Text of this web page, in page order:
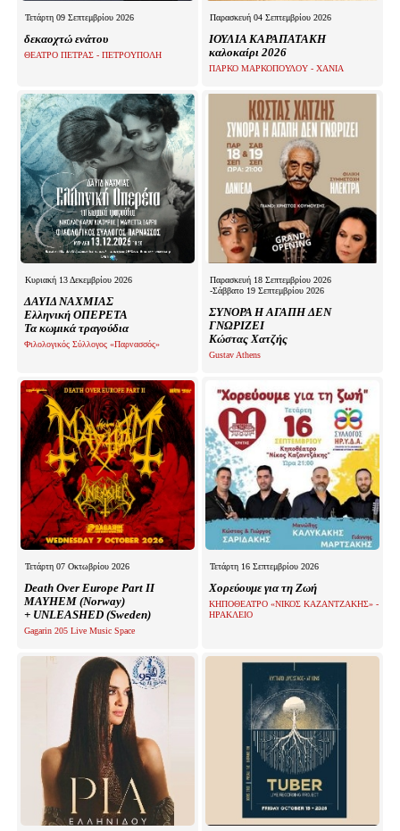
Τετάρτη 09 Σεπτεμβρίου 2026
δεκαοχτώ ενάτου
ΘΕΑΤΡΟ ΠΕΤΡΑΣ - ΠΕΤΡΟΥΠΟΛΗ
Παρασκευή 04 Σεπτεμβρίου 2026
ΙΟΥΛΙΑ ΚΑΡΑΠΑΤΑΚΗ
καλοκαίρι 2026
ΠΑΡΚΟ ΜΑΡΚΟΠΟΥΛΟΥ - ΧΑΝΙΑ
Κυριακή 13 Δεκεμβρίου 2026
ΔΑΥΙΔ ΝΑΧΜΙΑΣ
Ελληνική ΟΠΕΡΕΤΑ
Τα κωμικά τραγούδια
Φιλολογικός Σύλλογος «Παρνασσός»
Παρασκευή 18 Σεπτεμβρίου 2026
-Σάββατο 19 Σεπτεμβρίου 2026
ΣΥΝΟΡΑ Η ΑΓΑΠΗ ΔΕΝ
ΓΝΩΡΙΖΕΙ
Κώστας Χατζής
Gustav Athens
Τετάρτη 07 Οκτωβρίου 2026
Death Over Europe Part II
MAYHEM (Norway)
+ UNLEASHED (Sweden)
Gagarin 205 Live Music Space
Τετάρτη 16 Σεπτεμβρίου 2026
Χορεύουμε για τη Ζωή
ΚΗΠΟΘΕΑΤΡΟ «ΝΙΚΟΣ ΚΑΖΑΝΤΖΑΚΗΣ» -
ΗΡΑΚΛΕΙΟ